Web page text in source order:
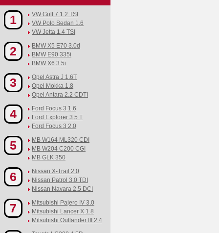
1
VW Golf 7 1.2 TSI
VW Polo Sedan 1.6
VW Jetta 1.4 TSI
2
BMW X5 E70 3.0d
BMW E90 335i
BMW X6 3.5i
3
Opel Astra J 1.6T
Opel Mokka 1.8
Opel Antara 2.2 CDTI
4
Ford Focus 3 1.6
Ford Explorer 3.5 T
Ford Focus 3 2.0
5
MB W164 ML320 CDI
MB W204 C200 CGI
MB GLK 350
6
Nissan X-Trail 2.0
Nissan Patrol 3.0 TDI
Nissan Navara 2.5 DCI
7
Mitsubishi Pajero IV 3.0
Mitsubishi Lancer X 1.8
Mitsubishi Outlander III 2.4